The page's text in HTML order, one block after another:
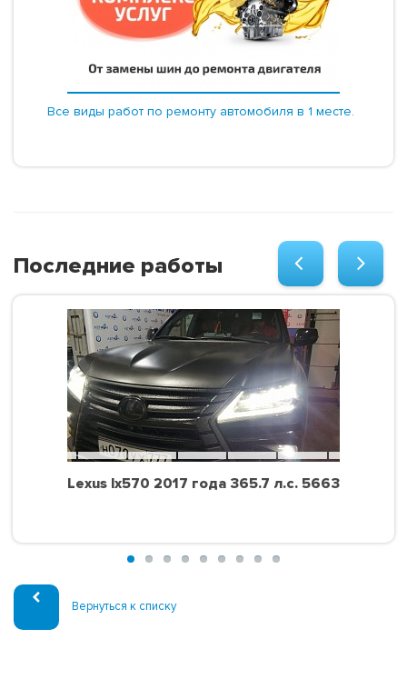
Все виды работ по ремонту автомобиля в 1 месте.
Последние работы
Lexus lx570 2017 года 365.7 л.с. 5663
Вернуться к списку